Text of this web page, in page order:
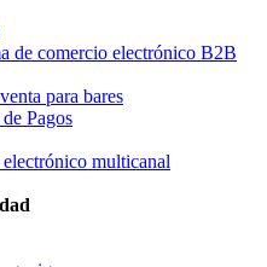
de comercio electrónico B2B
para bares
Pagos
multicanal